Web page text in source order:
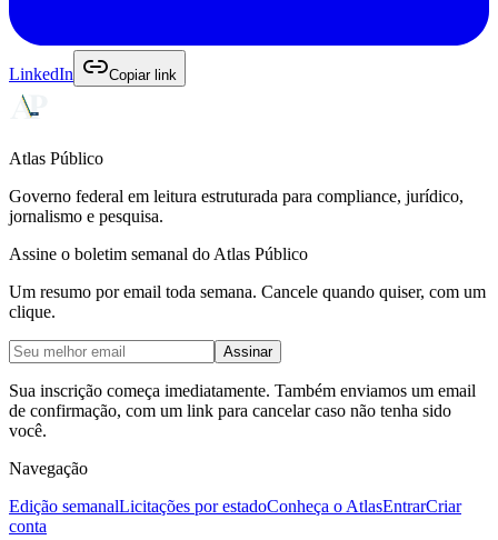
LinkedIn Copiar link
Atlas Público
Governo federal em leitura estruturada para compliance, jurídico,
jornalismo e pesquisa.
Assine o boletim semanal do Atlas Público
Um resumo por email toda semana. Cancele quando quiser, com um
clique.
Assinar
Sua inscrição começa imediatamente. Também enviamos um email
de confirmação, com um link para cancelar caso não tenha sido
você.
Navegação
Edição semanalLicitações por estadoConheça o AtlasEntrarCriar
conta